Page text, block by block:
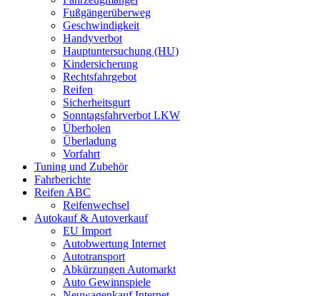
Fußgängerüberweg
Geschwindigkeit
Handyverbot
Hauptuntersuchung (HU)
Kindersicherung
Rechtsfahrgebot
Reifen
Sicherheitsgurt
Sonntagsfahrverbot LKW
Überholen
Überladung
Vorfahrt
Tuning und Zubehör
Fahrberichte
Reifen ABC
Reifenwechsel
Autokauf & Autoverkauf
EU Import
Autobwertung Internet
Autotransport
Abkürzungen Automarkt
Auto Gewinnspiele